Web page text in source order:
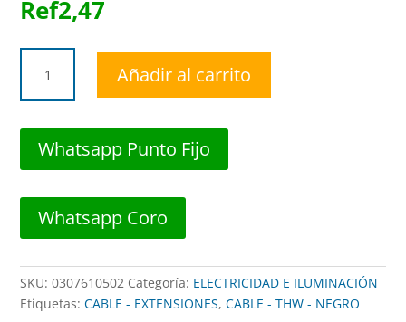
Ref2,47
NEGRO
Añadir al carrito
Whatsapp Punto Fijo
Whatsapp Coro
SKU:0307610502 Categoría: ELECTRICIDAD E ILUMINACIÓN
Etiquetas:CABLE - EXTENSIONES,CABLE - THW - NEGRO